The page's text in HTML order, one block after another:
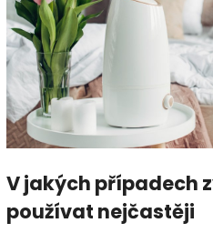
V jakých případech
používat nejčastěji